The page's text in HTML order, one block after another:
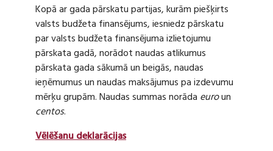
Kopā ar gada pārskatu partijas, kurām piešķirts
valsts budžeta finansējums, iesniedz pārskatu
par valsts budžeta finansējuma izlietojumu
pārskata gadā, norādot naudas atlikumus
pārskata gada sākumā un beigās, naudas
ieņēmumus un naudas maksājumus pa izdevumu
mērķu grupām. Naudas summas norāda euroun
centos.
Vēlēšanu deklarācijas